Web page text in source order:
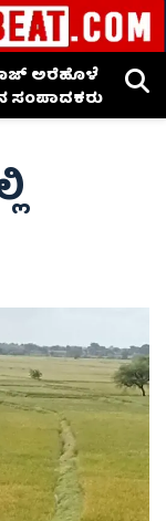
ಅರೆಹೊಳೆ
ಸಂಪಾದಕರು